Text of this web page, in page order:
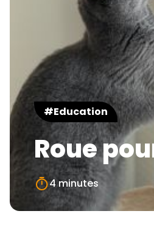
#Education
Roue
4 minutes